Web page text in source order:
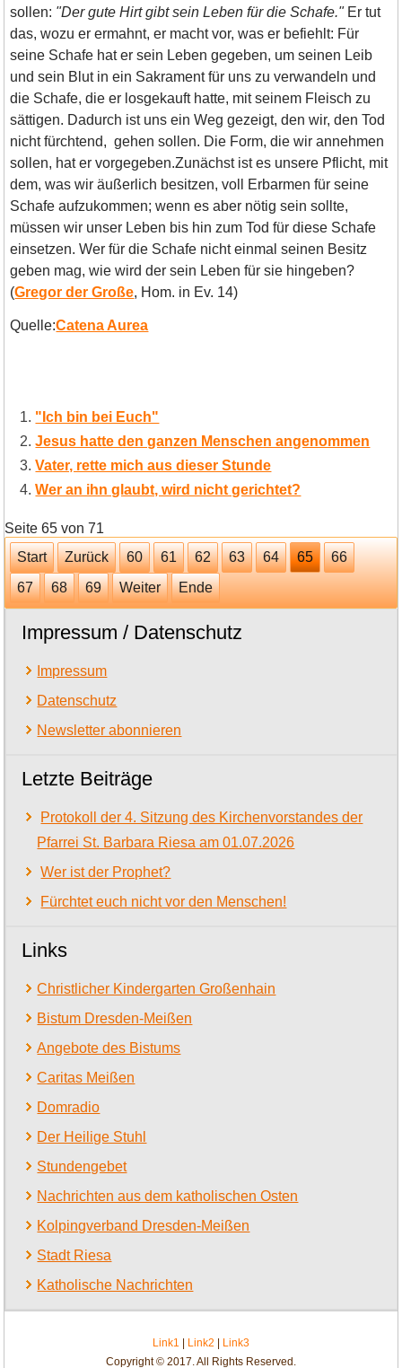
sollen: "Der gute Hirt gibt sein Leben für die Schafe." Er tut
das, wozu er ermahnt, er macht vor, was er befiehlt: Für
seine Schafe hat er sein Leben gegeben, um seinen Leib
und sein Blut in ein Sakrament für uns zu verwandeln und
die Schafe, die er losgekauft hatte, mit seinem Fleisch zu
sättigen. Dadurch ist uns ein Weg gezeigt, den wir, den Tod
nicht fürchtend, gehen sollen. Die Form, die wir annehmen
sollen, hat er vorgegeben.Zunächst ist es unsere Pflicht, mit
dem, was wir äußerlich besitzen, voll Erbarmen für seine
Schafe aufzukommen; wenn es aber nötig sein sollte,
müssen wir unser Leben bis hin zum Tod für diese Schafe
einsetzen. Wer für die Schafe nicht einmal seinen Besitz
geben mag, wie wird der sein Leben für sie hingeben?
(Gregor der Große, Hom. in Ev. 14)
Quelle:Catena Aurea
"Ich bin bei Euch"
Jesus hatte den ganzen Menschen angenommen
Vater, rette mich aus dieser Stunde
Wer an ihn glaubt, wird nicht gerichtet?
Seite 65 von 71
Start
Zurück 60 61 62 63 64 65
66
67
68 69 Weiter Ende
Impressum / Datenschutz
Impressum
Datenschutz
Newsletter abonnieren
Letzte Beiträge
Protokoll der 4. Sitzung des Kirchenvorstandes der
Pfarrei St. Barbara Riesa am 01.07.2026
Wer ist der Prophet?
Fürchtet euch nicht vor den Menschen!
Links
Christlicher Kindergarten Großenhain
Bistum Dresden-Meißen
Angebote des Bistums
Caritas Meißen
Domradio
Der Heilige Stuhl
Stundengebet
Nachrichten aus dem katholischen Osten
Kolpingverband Dresden-Meißen
Stadt Riesa
Katholische Nachrichten
Link1 Link2
Link3
Copyright © 2017. All Rights Reserved.